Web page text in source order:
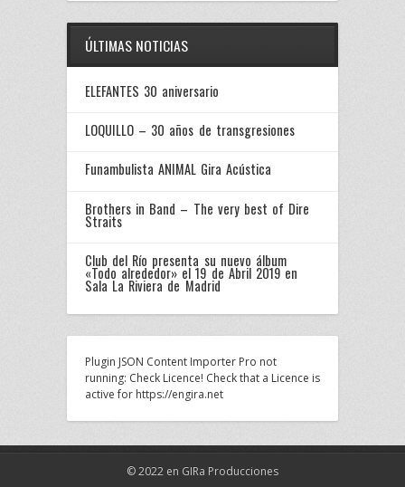
ÚLTIMAS NOTICIAS
ELEFANTES 30 aniversario
LOQUILLO – 30 años de transgresiones
Funambulista ANIMAL Gira Acústica
Brothers in Band – The very best of Dire
Straits
Club del Río presenta su nuevo álbum
«Todo alrededor» el 19 de Abril 2019 en
Sala La Riviera de Madrid
Plugin JSON Content Importer Pro not
running: Check Licence! Check that a Licence is
active for https://engira.net
© 2022 en GIRa Producciones